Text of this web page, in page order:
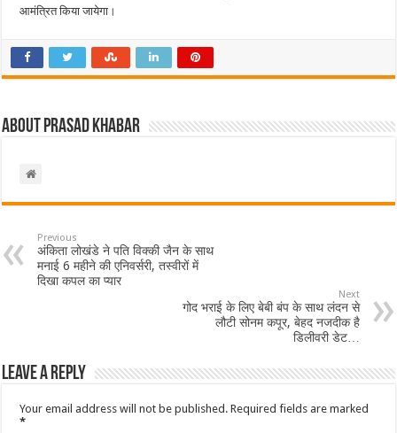
आमंत्रित किया जायेगा।
About Prasad Khabar
Previous
अंकिता लोखंडे ने पति विक्की जैन के साथ
मनाई 6 महीने की एनिवर्सरी, तस्वीरों में
दिखा कपल का प्यार
Next
गोद भराई के लिए बेबी बंप के साथ लंदन से
लौटी सोनम कपूर, बेहद नजदीक है
डिलीवरी डेट…
Leave a Reply
Your email address will not be published. Required fields are marked
*